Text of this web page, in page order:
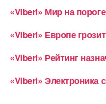
«Viberi» Мир на
«Viberi» Европе
«Viberi» Рейтинг
«Viberi»